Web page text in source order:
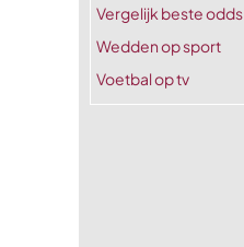
Vergelijk beste odds
Wedden op sport
Voetbal op tv